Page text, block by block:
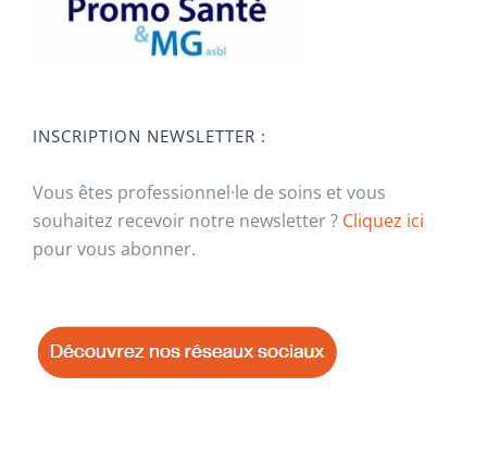
INSCRIPTION NEWSLETTER :
Vous êtes professionnel·le de soins et vous
souhaitez recevoir notre newsletter ? Cliquez ici
pour vous abonner.